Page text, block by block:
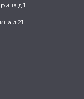
д.1
д.21